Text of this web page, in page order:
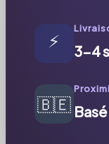
⚡ 3-4
🇧🇪